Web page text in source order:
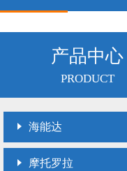
产品中心
PRODUCT
海能达
摩托罗拉